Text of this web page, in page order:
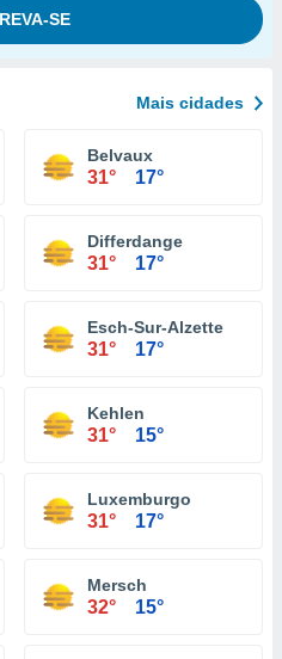
Mais cidades
Belvaux
31° 17°
Differdange
31° 17°
Esch-Sur-Alzette
31° 17°
Kehlen
31° 15°
Luxemburgo
31° 17°
Mersch
32° 15°